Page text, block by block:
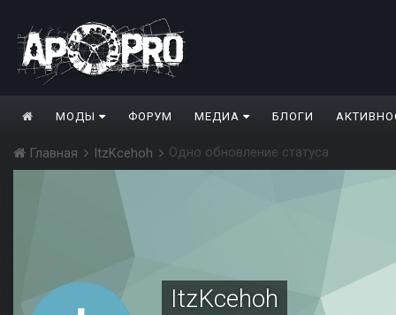
МОДЫ ФОРУМ МЕДИА БЛОГИ
Главная ItzKcehoh Одно обновление статуса
ItzKcehoh